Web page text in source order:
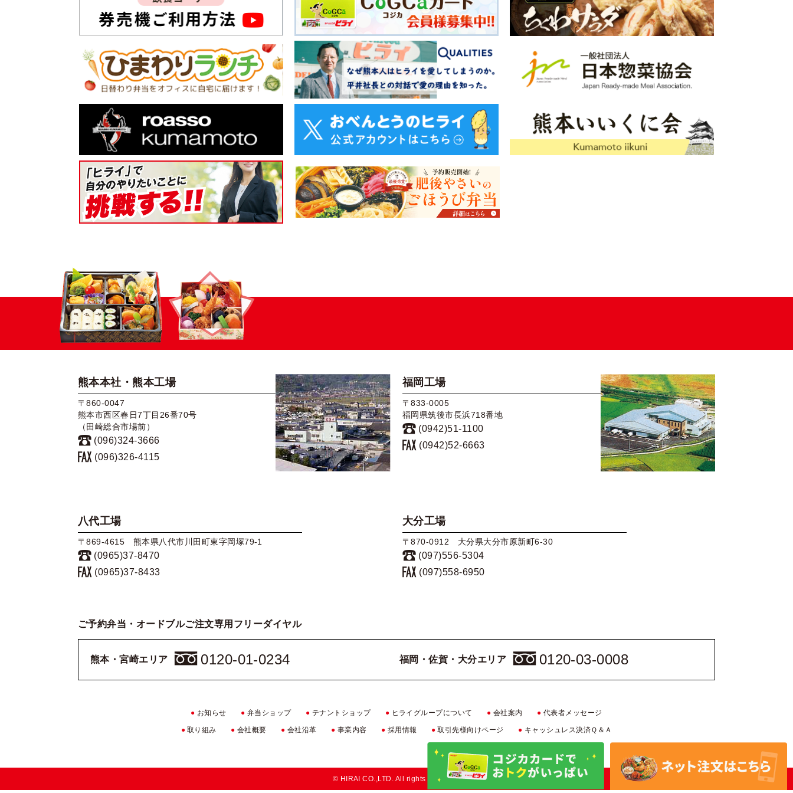
熊本本社・熊本工場
〒860-0047
熊本市西区春日7丁目26番70号
（田崎総合市場前）
(096)324-3666
(096)326-4115
福岡工場
〒833-0005
福岡県筑後市長浜718番地
(0942)51-1100
(0942)52-6663
八代工場
〒869-4615 熊本県八代市川田町東字岡塚79-1
(0965)37-8470
(0965)37-8433
大分工場
〒870-0912 大分県大分市原新町6-30
(097)556-5304
(097)558-6950
ご予約弁当・オードブルご注文専用フリーダイヤル
熊本・宮崎エリア 0120-01-0234 福岡・佐賀・大分エリア 0120-03-0008
● お知らせ ● 弁当ショップ ● テナントショップ ● ヒライグループについて ● 会社案内 ● 代表者メッセージ
● 取り組み ● 会社概要 ● 会社沿革 ● 事業内容 ● 採用情報 ● 取引先様向けページ ● キャッシュレス決済Ｑ＆Ａ
© HIRAI CO.,LTD. All rights reserved.